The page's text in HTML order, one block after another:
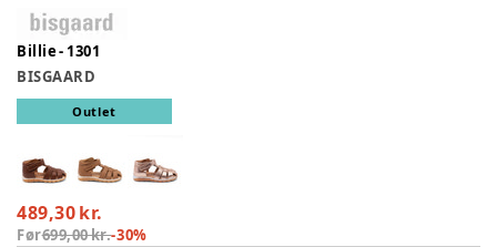
Billie - 1301
BISGAARD
Outlet
489,30 kr.
Før699,00 kr.-30%